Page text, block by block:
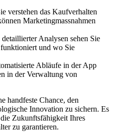
verstehen das Kaufverhalten
Marketingmassnahmen
Analysen sehen Sie
und wo Sie
Abläufe in der App
in der Verwaltung von
handfeste Chance, den
Innovation zu sichern. Es
Zukunftsfähigkeit Ihres
zu garantieren.